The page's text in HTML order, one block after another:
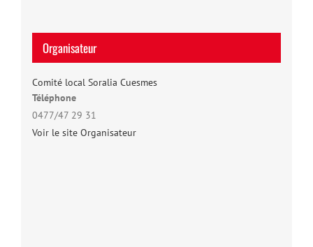
Organisateur
Comité local Soralia Cuesmes
Téléphone
0477/47 29 31
Voir le site Organisateur